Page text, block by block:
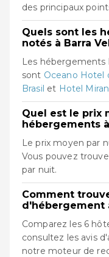
des principaux
Quels sont les
notés à Barra
Les hébergements
sont Oceano Hotel
Brasil et Hotel
Quel est le prix
hébergements
Le prix moyen par
Vous pouvez
par nuit.
Comment
d'hébergement
Comparez les 6
consultez les avis
notre moteur de